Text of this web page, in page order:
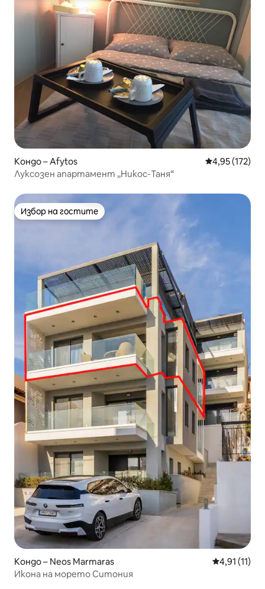
Кондо – Afytos Средна
4,95 (172)
Луксозен апартамент „Никос-Таня“
Избор на гостите
Избор на гостите
Кондо – Neos Marmaras Средна
4,91 (11)
Икона на морето Ситония